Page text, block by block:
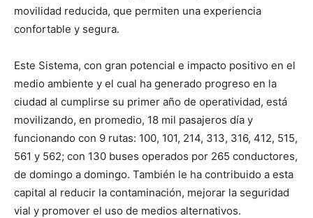
movilidad reducida, que permiten una experiencia
confortable y segura.
Este Sistema, con gran potencial e impacto positivo en el
medio ambiente y el cual ha generado progreso en la
ciudad al cumplirse su primer año de operatividad, está
movilizando, en promedio, 18 mil pasajeros día y
funcionando con 9 rutas: 100, 101, 214, 313, 316, 412, 515,
561 y 562; con 130 buses operados por 265 conductores,
de domingo a domingo. También le ha contribuido a esta
capital al reducir la contaminación, mejorar la seguridad
vial y promover el uso de medios alternativos.